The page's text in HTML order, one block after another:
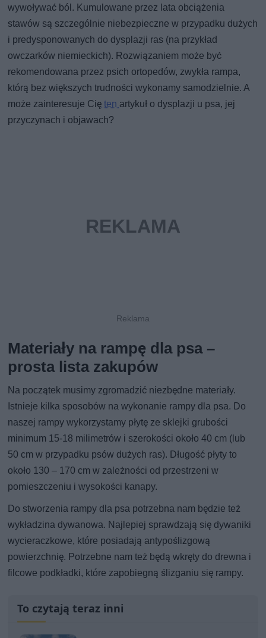
wywoływać ból. Kumulowane przez lata obciążenia
stawów są szczególnie niebezpieczne w przypadku dużych
i predysponowanych do dysplazji ras (na przykład
owczarków niemieckich). Rozwiązaniem może być
rekomendowana przez psich ortopedów, zwykła rampa,
którą bez większych trudności wykonamy samodzielnie. A
może zainteresuje Cię ten artykuł o dysplazji u psa, jej
przyczynach i objawach?
Materiały na rampę dla psa –
prosta lista zakupów
Na początek musimy zgromadzić niezbędne materiały.
Istnieje kilka sposobów na wykonanie rampy dla psa. Do
naszej rampy wykorzystamy płytę ze sklejki grubości
minimum 15-18 milimetrów i szerokości około 40 cm (lub
50 cm w przypadku psów dużych ras). Długość płyty to
około 130 – 170 cm w zależności od przestrzeni w
pomieszczeniu i wysokości kanapy.
Do stworzenia rampy dla psa potrzebna nam będzie też
wykładzina dywanowa. Najlepiej sprawdzają się dywaniki
wycieraczkowe, które posiadają antypoślizgową
powierzchnię. Potrzebne nam też będą wkręty do drewna i
filcowe podkładki, które zapobiegną ślizganiu się rampy.
To czytają teraz inni